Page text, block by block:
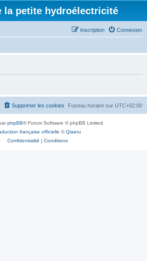
la petite hydroélectricité
Connexion
Inscription
Fuseau horaire sur UTC+02:00
Supprimer les cookies
phpBB® Forum Software © phpBB Limited
française officielle ©Qiaeru
Confidentialité | Conditions